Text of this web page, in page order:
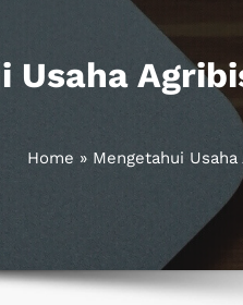
Usaha
Home » Mengetahui